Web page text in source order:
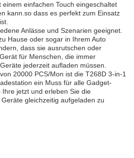
einem einfachen Touch eingeschaltet
kann.so dass es perfekt zum Einsatz
Anlässe und Szenarien geeignet.
Hause oder sogar in Ihrem Auto
dass sie ausrutschen oder
für Menschen, die immer
jederzeit aufladen müssen.
20000 PCS/Mon ist die T268D 3-in-1
ein Muss für alle Gadget-
Ihre jetzt und erleben Sie die
gleichzeitig aufgeladen zu